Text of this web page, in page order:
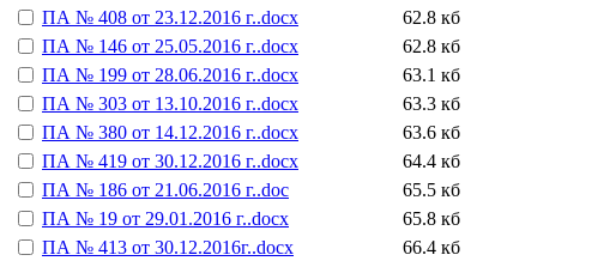
ПА № 408 от 23.12.2016 г..docx
62.8 кб
ПА № 146 от 25.05.2016 г..docx
62.8 кб
ПА № 199 от 28.06.2016 г..docx
63.1 кб
ПА № 303 от 13.10.2016 г..docx
63.3 кб
ПА № 380 от 14.12.2016 г..docx
63.6 кб
ПА № 419 от 30.12.2016 г..docx
64.4 кб
ПА № 186 от 21.06.2016 г..doc
65.5 кб
ПА № 19 от 29.01.2016 г..docx
65.8 кб
ПА № 413 от 30.12.2016г..docx
66.4 кб